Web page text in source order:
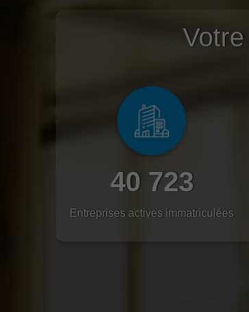
40 723
Entreprises actives immatriculées